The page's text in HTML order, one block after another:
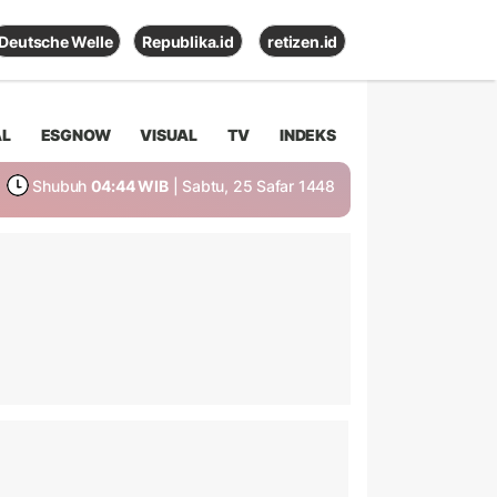
Deutsche Welle Republika.id retizen.id
ESGNOW VISUAL TV INDEKS
Shubuh 04:44 WIB | Sabtu, 25 Safar 1448